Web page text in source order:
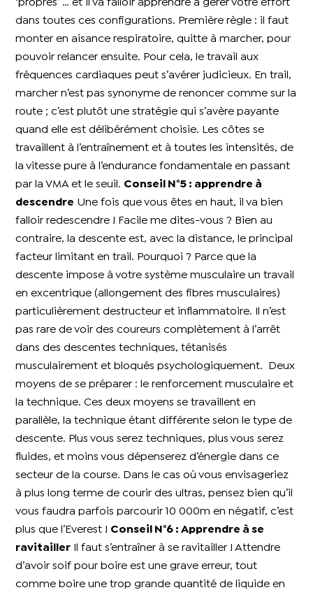
‘propres’ … et il va falloir apprendre à gérer votre effort
dans toutes ces configurations. Première règle : il faut
monter en aisance respiratoire, quitte à marcher, pour
pouvoir relancer ensuite. Pour cela, le travail aux
fréquences cardiaques peut s’avérer judicieux. En trail,
marcher n’est pas synonyme de renoncer comme sur la
route ; c’est plutôt une stratégie qui s’avère payante
quand elle est délibérément choisie. Les côtes se
travaillent à l’entraînement et à toutes les intensités, de
la vitesse pure à l’endurance fondamentale en passant
par la VMA et le seuil. Conseil N°5 : apprendre à
descendre Une fois que vous êtes en haut, il va bien
falloir redescendre ! Facile me dites-vous ? Bien au
contraire, la descente est, avec la distance, le principal
facteur limitant en trail. Pourquoi ? Parce que la
descente impose à votre système musculaire un travail
en excentrique (allongement des fibres musculaires)
particulièrement destructeur et inflammatoire. Il n’est
pas rare de voir des coureurs complètement à l’arrêt
dans des descentes techniques, tétanisés
musculairement et bloqués psychologiquement.
Deux
moyens de se préparer : le renforcement musculaire et
la technique. Ces deux moyens se travaillent en
parallèle, la technique étant différente selon le type de
descente. Plus vous serez techniques, plus vous serez
fluides, et moins vous dépenserez d’énergie dans ce
secteur de la course. Dans le cas où vous envisageriez
à plus long terme de courir des ultras, pensez bien qu’il
vous faudra parfois parcourir 10 000m en négatif, c’est
plus que l’Everest ! Conseil N°6 : Apprendre à se
ravitailler Il faut s’entraîner à se ravitailler ! Attendre
d’avoir soif pour boire est une grave erreur, tout
comme boire une trop grande quantité de liquide en